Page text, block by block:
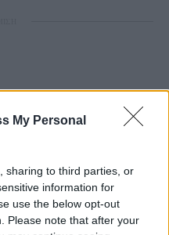
My Personal
sharing to third parties, or
information for
use the below opt-out
Please note that after your